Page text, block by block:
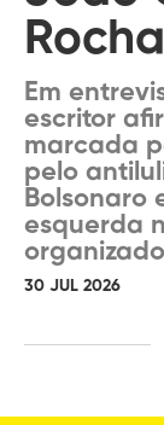
Rocha
Em
escritor
marcada
pelo
Bolsonaro
esquerda
organizado
30 JUL 2026